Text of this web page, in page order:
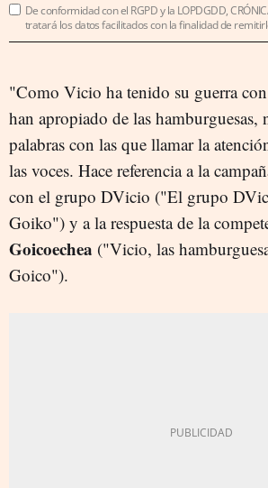
De conformidad con el RGPD y la LOPDGDD,
tratará los datos facilitados con la finalidad de
"Como Vicio ha tenido su guerra
han apropiado de las hamburguesas,
palabras con las que llamar la
las voces. Hace referencia a la
con el grupo DVicio ("El grupo
Goiko") y a la respuesta de la
Goicoechea ("Vicio, las
Goico").